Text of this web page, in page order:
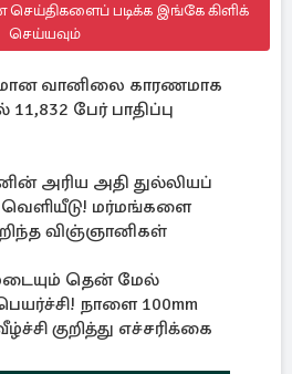
படிக்க இங்கே கிளிக்
செய்யவும்
வானிலை காரணமாக
11,832 பேர் பாதிப்பு
அரிய அதி துல்லியப்
வெளியீடு! மர்மங்களை
விஞ்ஞானிகள்
தென் மேல்
நாளை 100mm
குறித்து எச்சரிக்கை